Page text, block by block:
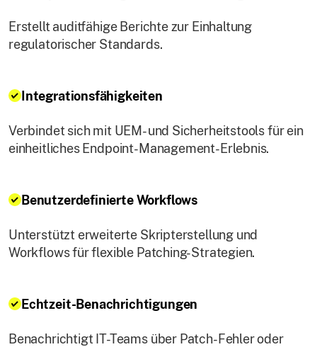
Erstellt auditfähige Berichte zur Einhaltung
regulatorischer Standards.
Integrationsfähigkeiten
Verbindet sich mit UEM- und Sicherheitstools für ein
einheitliches Endpoint-Management-Erlebnis.
Benutzerdefinierte Workflows
Unterstützt erweiterte Skripterstellung und
Workflows für flexible Patching-Strategien.
Echtzeit-Benachrichtigungen
Benachrichtigt IT-Teams über Patch-Fehler oder